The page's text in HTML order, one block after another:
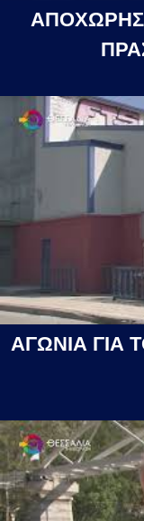
ΑΓΩΝΙΑ ΓΙΑ